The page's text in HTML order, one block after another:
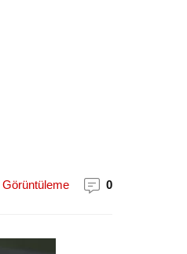
Görüntüleme 0